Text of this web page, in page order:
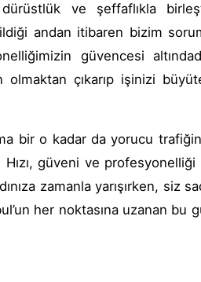
ve şeffaflıkla
andan itibaren bizim
güvencesi
olmaktan çıkarıp işinizi
bir o kadar da yorucu
güveni ve profesyonelliği
zamanla yarışırken, siz
her noktasına uzanan bu